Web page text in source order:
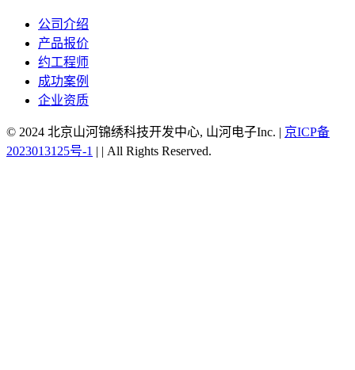
公司介绍
产品报价
约工程师
成功案例
企业资质
© 2024 北京山河锦绣科技开发中心, 山河电子Inc. | 京ICP备
2023013125号-1 | | All Rights Reserved.